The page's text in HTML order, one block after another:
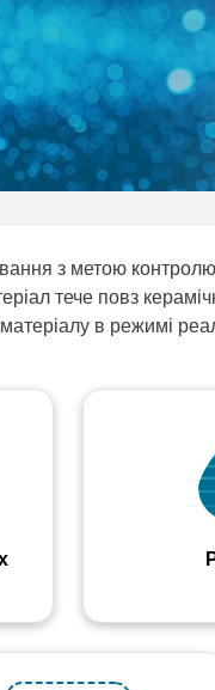
з метою
тече повз
в режимі